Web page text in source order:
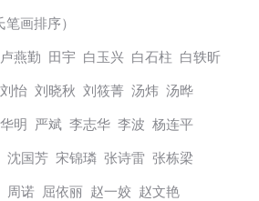
笔画排序）
燕勤 田宇 白玉兴 白石柱 白轶昕
怡 刘晓秋 刘筱菁 汤炜 汤晔
明 严斌 李志华 李波 杨连平
国芳 宋锦璘 张诗雷 张栋梁
诺 屈依丽 赵一姣 赵文艳